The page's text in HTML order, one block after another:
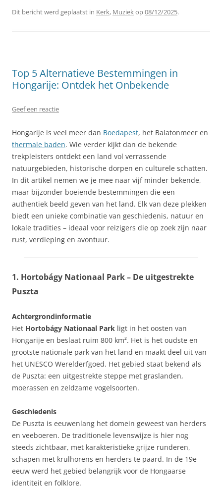
Dit bericht werd geplaatst in Kerk, Muziekop08/12/2025.
Top 5 Alternatieve Bestemmingen in
Hongarije: Ontdek het Onbekende
Geef een reactie
Hongarije is veel meer dan Boedapest, het Balatonmeer en
thermale baden. Wie verder kijkt dan de bekende
trekpleisters ontdekt een land vol verrassende
natuurgebieden, historische dorpen en culturele schatten.
In dit artikel nemen we je mee naar vijf minder bekende,
maar bijzonder boeiende bestemmingen die een
authentiek beeld geven van het land. Elk van deze plekken
biedt een unieke combinatie van geschiedenis, natuur en
lokale tradities – ideaal voor reizigers die op zoek zijn naar
rust, verdieping en avontuur.
1. Hortobágy Nationaal Park – De uitgestrekte
Puszta
Achtergrondinformatie
Het Hortobágy Nationaal Park ligt in het oosten van
Hongarije en beslaat ruim 800 km². Het is het oudste en
grootste nationale park van het land en maakt deel uit van
het UNESCO Werelderfgoed. Het gebied staat bekend als
de Puszta: een uitgestrekte steppe met graslanden,
moerassen en zeldzame vogelsoorten.
Geschiedenis
De Puszta is eeuwenlang het domein geweest van herders
en veeboeren. De traditionele levenswijze is hier nog
steeds zichtbaar, met karakteristieke grijze runderen,
schapen met krulhorens en herders te paard. In de 19e
eeuw werd het gebied belangrijk voor de Hongaarse
identiteit en folklore.